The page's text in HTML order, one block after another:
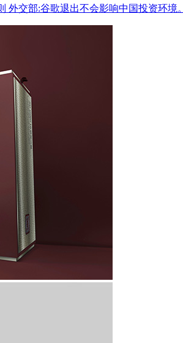
外交部:谷歌退出不会影响中国投资环境。